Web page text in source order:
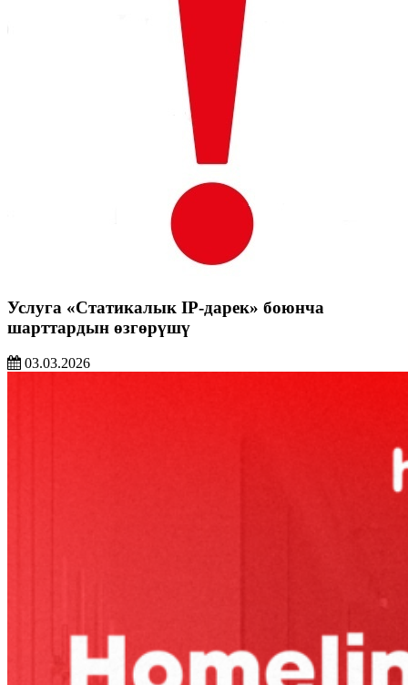
Услуга «Статикалык IP-дарек» боюнча
шарттардын өзгөрүшү
03.03.2026